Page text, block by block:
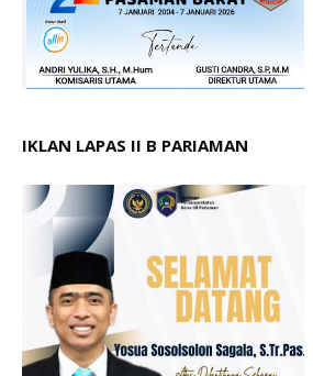
IKLAN LAPAS II B PARIAMAN